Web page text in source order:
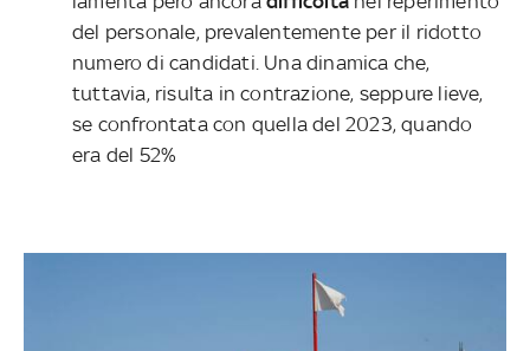
del personale, prevalentemente per il ridotto
numero di candidati. Una dinamica che,
tuttavia, risulta in contrazione, seppure lieve,
se confrontata con quella del 2023, quando
era del 52%